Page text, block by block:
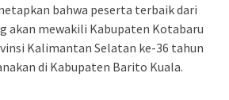
bahwa peserta terbaik dari
akan mewakili Kabupaten Kotabaru
Kalimantan Selatan ke-36 tahun
di Kabupaten Barito Kuala.